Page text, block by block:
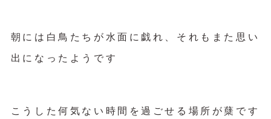
朝には白鳥たちが水面に戯れ、それもまた思い
出になったようです
こうした何気ない時間を過ごせる場所が蘖です